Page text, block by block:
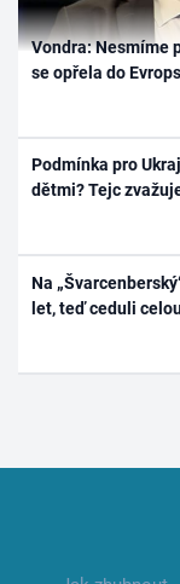
Vondra: Nesmíme
se opřela do
Podmínka pro
dětmi? Tejc
Na
let, teď ceduli